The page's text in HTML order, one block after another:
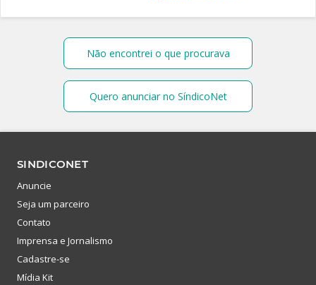
Não encontrei o que procurava
Quero anunciar no SíndicoNet
SINDICONET
Anuncie
Seja um parceiro
Contato
Imprensa e Jornalismo
Cadastre-se
Mídia Kit